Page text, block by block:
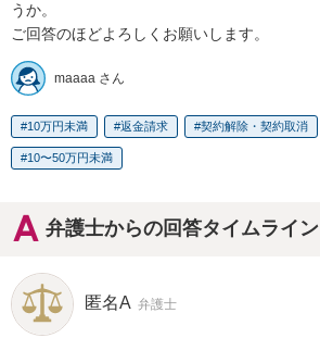
うか。
ご回答のほどよろしくお願いします。
maaaa さん
10万円未満 返金請求 契約解除・契約取消
10〜50万円未満
弁護士からの回答タイムライン
匿名A 弁護士